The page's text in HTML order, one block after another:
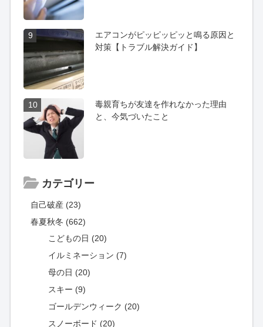
9
エアコンがピッピッピッと鳴る原因と
対策【トラブル解決ガイド】
10
毒親育ちが友達を作れなかった理由
と、今気づいたこと
カテゴリー
自己破産 (23)
春夏秋冬 (662)
こどもの日 (20)
イルミネーション (7)
母の日 (20)
スキー (9)
ゴールデンウィーク (20)
スノーボード (20)